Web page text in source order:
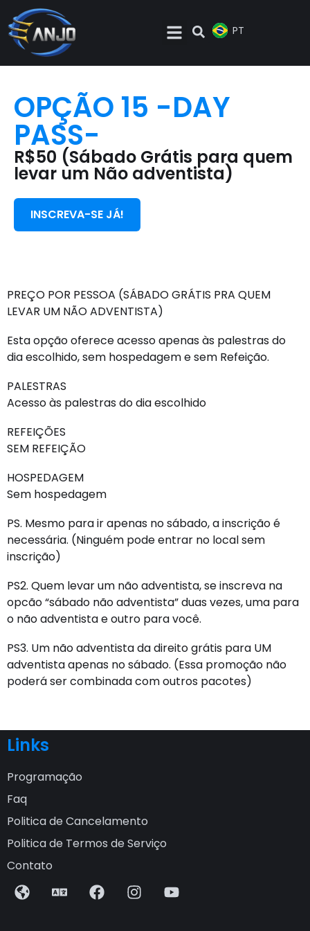
PT
ES
OPÇÃO 15 -DAY
PASS-
R$50 (Sábado Grátis para quem
levar um Não adventista)
INSCREVA-SE JÁ!
PREÇO POR PESSOA (SÁBADO GRÁTIS PRA QUEM
LEVAR UM NÃO ADVENTISTA)
Esta opção oferece acesso apenas às palestras do
dia escolhido, sem hospedagem e sem Refeição.
PALESTRAS
Acesso às palestras do dia escolhido
REFEIÇÕES
SEM REFEIÇÃO
HOSPEDAGEM
Sem hospedagem
PS. Mesmo para ir apenas no sábado, a inscrição é
necessária. (Ninguém pode entrar no local sem
inscrição)
PS2. Quem levar um não adventista, se inscreva na
opcão “sábado não adventista” duas vezes, uma para
o não adventista e outro para você.
PS3. Um não adventista da direito grátis para UM
adventista apenas no sábado. (Essa promoção não
poderá ser combinada com outros pacotes)
Links
Programação
Faq
Politica de Cancelamento
Politica de Termos de Serviço
Contato